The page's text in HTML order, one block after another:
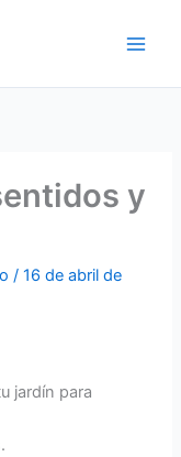
y
/16 de abril de
jardín para